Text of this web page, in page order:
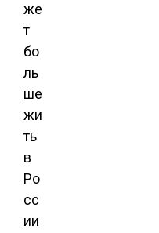
же
т
бо
ль
ше
жи
ть
в
Ро
сс
ии